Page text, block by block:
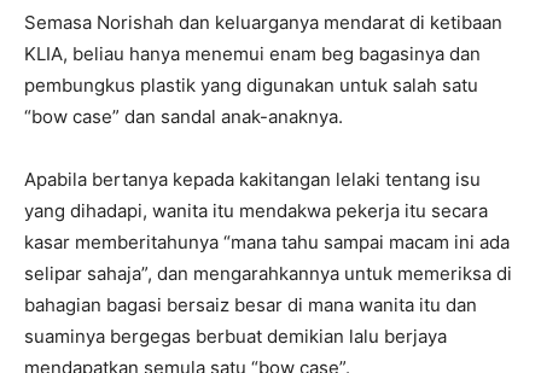
Semasa Norishah dan keluarganya mendarat di ketibaan
KLIA, beliau hanya menemui enam beg bagasinya dan
pembungkus plastik yang digunakan untuk salah satu
“bow case” dan sandal anak-anaknya.
Apabila bertanya kepada kakitangan lelaki tentang isu
yang dihadapi, wanita itu mendakwa pekerja itu secara
kasar memberitahunya “mana tahu sampai macam ini ada
selipar sahaja”, dan mengarahkannya untuk memeriksa di
bahagian bagasi bersaiz besar di mana wanita itu dan
suaminya bergegas berbuat demikian lalu berjaya
mendapatkan semula satu “bow case”.